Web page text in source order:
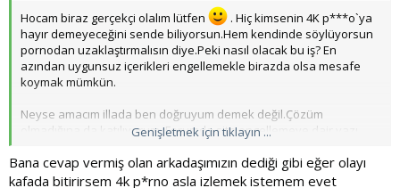
Hocam biraz gerçekçi olalım lütfen
. Hiç kimsenin 4K p***o`ya
hayır demeyeceğini sende biliyorsun.Hem kendinde söylüyorsun
pornodan uzaklaştırmalısın diye.Peki nasıl olacak bu iş? En
azından uygunsuz içerikleri engellemekle birazda olsa mesafe
koymak mümkün.
Neyse amacım illada ben doğruyum demek değil.Çözüm
olmadığına da katılıyorum .Forumda site engellemeye dair yazı
Genişletmek için tıklayın ...
Bana cevap vermiş olan arkadaşımızın dediği gibi eğer olayı
kafada bitirirsem 4k p*rno asla izlemek istemem evet